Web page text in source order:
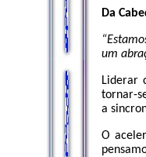
Da
um
Liderar
tornar-
a
O